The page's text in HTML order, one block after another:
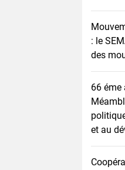
: le
des
66 éme
et au